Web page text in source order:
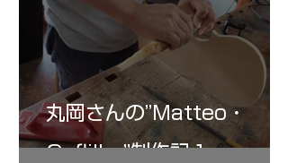
丸岡さんの”Matteo・
Gofliller”制作記１